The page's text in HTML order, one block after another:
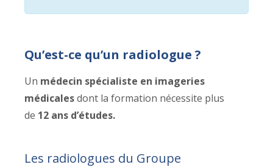
Qu’est-ce qu’un radiologue ?
Un médecin spécialiste en imageries
médicalesdont la formation nécessite plus
de 12 ans d’études.
Les radiologues du Groupe